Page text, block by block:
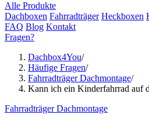
Alle Produkte
Dachboxen Fahrradträger Heckboxen
FAQ Blog Kontakt
Fragen?
Dachbox4You/
Häufige Fragen/
Fahrradträger Dachmontage/
Kann ich ein Kinderfahrrad auf
Fahrradträger Dachmontage